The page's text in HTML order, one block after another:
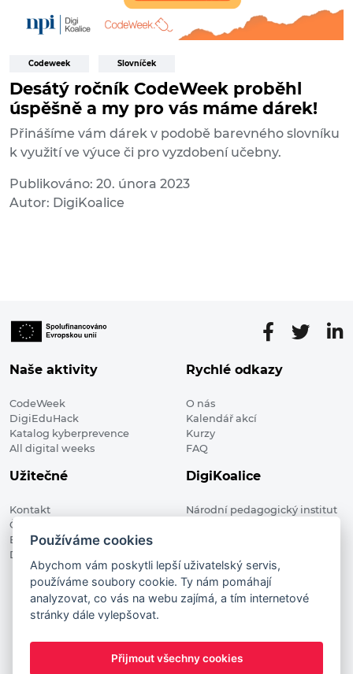
Codeweek Slovníček
Desátý ročník CodeWeek proběhl
úspěšně a my pro vás máme dárek!
Přinášíme vám dárek v podobě barevného slovníku
k využití ve výuce či pro vyzdobení učebny.
Publikováno: 20. února 2023
Autor: DigiKoalice
Naše aktivity
CodeWeek
DigiEduHack
Katalog kyberprevence
All digital weeks
Rychlé odkazy
O nás
Kalendář akcí
Kurzy
FAQ
Užitečné
Kontakt
Členské organizace
Blog
Digitalizace ve vzdělávání
DigiKoalice
Národní pedagogický institut
DigiKoalice 2021. All rights reserved
Vstup do administrace
This project has received funding from the European
Commission Innovation and Networks Executive Agency (now
Používáme cookies
Abychom vám poskytli lepší uživatelský servis,
používáme soubory cookie. Ty nám pomáhají
analyzovat, co vás na webu zajímá, a tím internetové
stránky dále vylepšovat.
Přijmout všechny cookies